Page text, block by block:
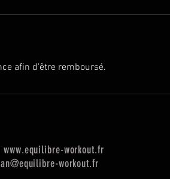
afin d'être remboursé.
www.equilibre-workout.fr
workout.fr